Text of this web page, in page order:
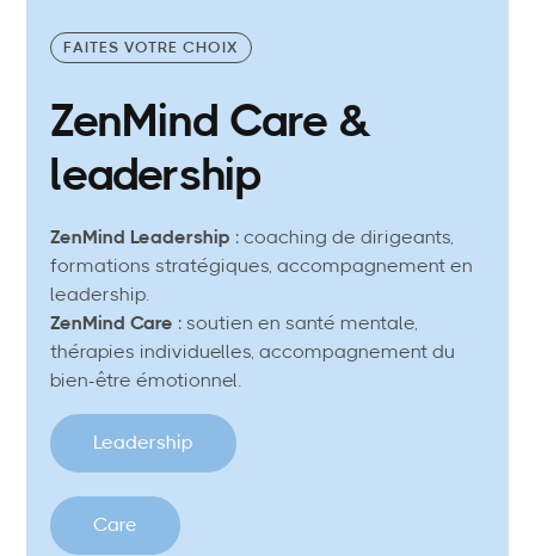
FAITES VOTRE CHOIX
ZenMind Care &
leadership
ZenMind Leadership : coaching de dirigeants,
formations stratégiques, accompagnement en
leadership.
ZenMind Care : soutien en santé mentale,
thérapies individuelles, accompagnement du
bien-être émotionnel.
Leadership
Care